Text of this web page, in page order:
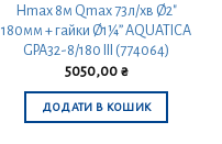
Hmax 8м Qmax 73л/хв Ø2″
180мм + гайки Ø1¼” AQUATICA
GPA32-8/180 III (774064)
5050,00 ₴
ДОДАТИ В КОШИК